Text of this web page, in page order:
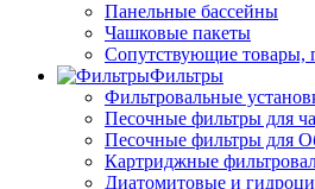
Панельные бассейны
Чашковые пакеты
Сопутствующие товары,
Фильтры
Фильтровальные
Песочные фильтры для
Песочные фильтры для
Картриджные
Диатомитовые и